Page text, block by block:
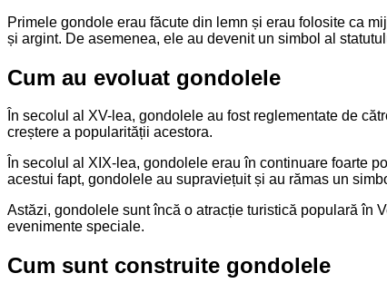
Primele gondole erau făcute din lemn și erau folosite ca
și argint. De asemenea, ele au devenit un simbol al
Cum au evoluat gondolele
În secolul al XV-lea, gondolele au fost reglementate de
creștere a popularității acestora.
În secolul al XIX-lea, gondolele erau în continuare foarte
acestui fapt, gondolele au supraviețuit și au rămas un
Astăzi, gondolele sunt încă o atracție turistică populară în
evenimente speciale.
Cum sunt construite gondolele